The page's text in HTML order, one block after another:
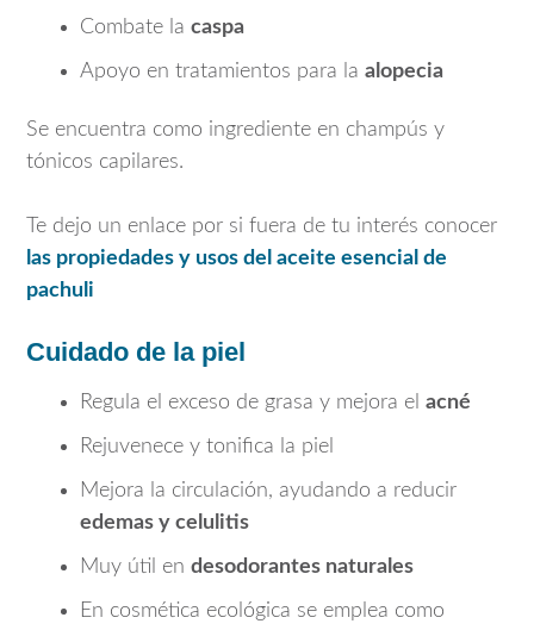
Combate la caspa
Apoyo en tratamientos para la alopecia
Se encuentra como ingrediente en champús y
tónicos capilares.
Te dejo un enlace por si fuera de tu interés conocer
las propiedades y usos del aceite esencial de
pachuli
Cuidado de la piel
Regula el exceso de grasa y mejora el acné
Rejuvenece y tonifica la piel
Mejora la circulación, ayudando a reducir
edemas y celulitis
Muy útil en desodorantes naturales
En cosmética ecológica se emplea como